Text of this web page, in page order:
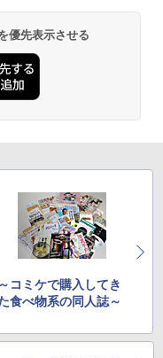
優先表示させる
～コミケで購入してき
食べ物系の同人誌～